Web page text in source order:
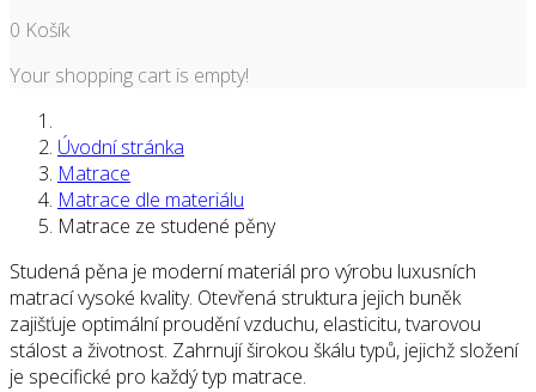
0 Košík
Your shopping cart is empty!
Úvodní stránka
Matrace
Matrace dle materiálu
Matrace ze studené pěny
Studená pěna je moderní materiál pro výrobu luxusních
matrací vysoké kvality. Otevřená struktura jejich buněk
zajišťuje optimální proudění vzduchu, elasticitu, tvarovou
stálost a životnost. Zahrnují širokou škálu typů, jejichž složení
je specifické pro každý typ matrace.